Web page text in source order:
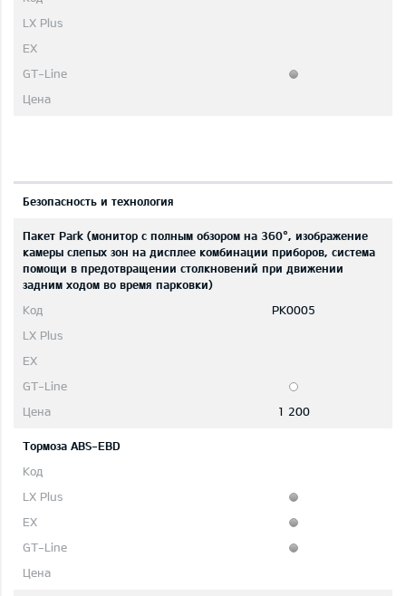
Безопасность и технология
Пакет Park (монитор с полным обзором на 360°, изображение
камеры слепых зон на дисплее комбинации приборов, система
помощи в предотвращении столкновений при движении
задним ходом во время парковки)
PK0005
1 200
Тормоза ABS-EBD